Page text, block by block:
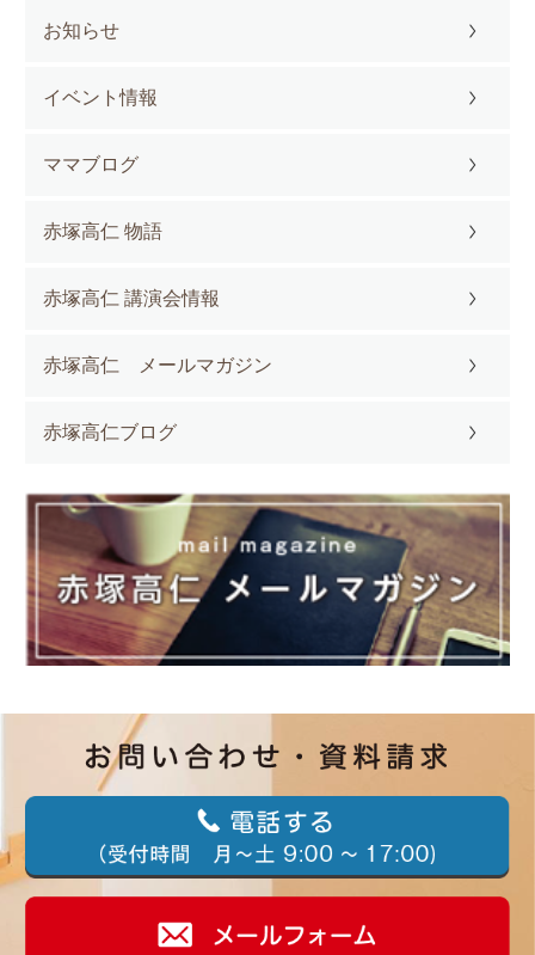
お知らせ
イベント情報
ママブログ
赤塚高仁 物語
赤塚高仁 講演会情報
赤塚高仁 メールマガジン
赤塚高仁ブログ